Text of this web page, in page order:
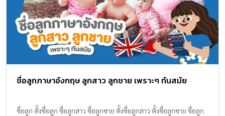
ชื่อลูกภาษาอังกฤษ ลูกสาว ลูกชาย เพราะๆ ทันสมัย
ชื่อลูก ตั้งชื่อลูก ชื่อลูกสาว ชื่อลูกชาย ตั้งชื่อลูกสาว ตั้งชื่อลูกชาย ชื่อลูก